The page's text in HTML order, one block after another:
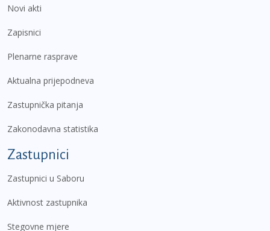
Novi akti
Zapisnici
Plenarne rasprave
Aktualna prijepodneva
Zastupnička pitanja
Zakonodavna statistika
Zastupnici
Zastupnici u Saboru
Aktivnost zastupnika
Stegovne mjere